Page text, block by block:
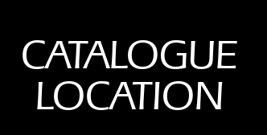
CATALOGUE
LOCATION